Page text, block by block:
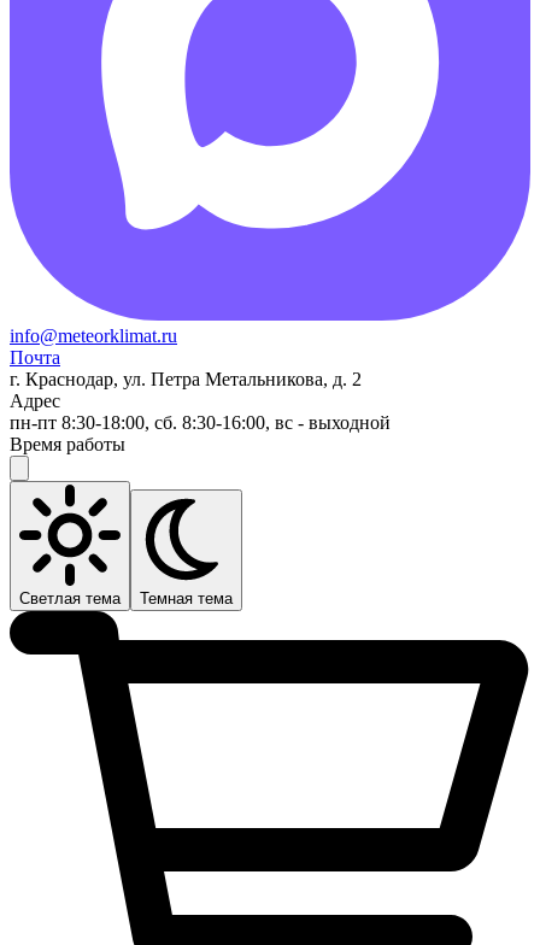
info@meteorklimat.ru
Почта
г. Краснодар, ул. Петра Метальникова, д. 2
Адрес
пн-пт 8:30-18:00, сб. 8:30-16:00, вс - выходной
Время работы
Светлая тема Темная тема